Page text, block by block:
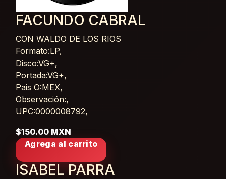
FACUNDO CABRAL
CON WALDO DE LOS RIOS
Card List Article
Formato:LP,
Disco:VG+,
Portada:VG+,
Pais O:MEX,
Observación:,
UPC:0000008792,
$150.00 MXN
Agrega al carrito
ISABEL PARRA